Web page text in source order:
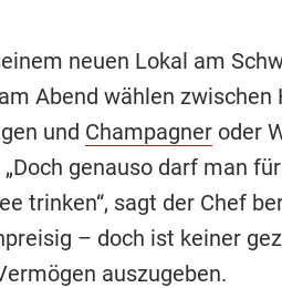
neuen Lokal am
Abend wählen zwischen
und Champagneroder
genauso darf man
trinken“, sagt der Chef
– doch ist keiner
auszugeben.